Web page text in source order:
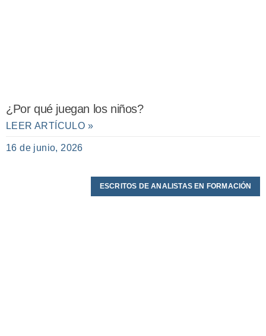
¿Por qué juegan los niños?
LEER ARTÍCULO »
16 de junio, 2026
ESCRITOS DE ANALISTAS EN FORMACIÓN